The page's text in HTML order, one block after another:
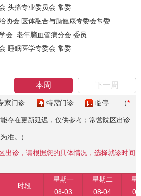
头痛专业委员会 常委
协会 医体融合与脑健康专委会常委
会 老年脑血管病分会 委员
睡眠医学专委会 常委
本周 下一周
家门诊 特需门诊 临停 （*
存在更新延迟，仅供参考；常营院区出诊
准。）
出诊，请根据您的具体情况，选择就诊时间
时段
星期一
08-03
星期二
08-04
星